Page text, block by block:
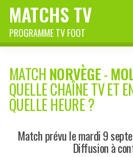
MATCHS TV
PROGRAMME TV FOOT
MATCH NORVÈGE-
QUELLE CHAÎNE TV ET
QUELLE HEURE ?
Match prévu le mardi 9
Diffusion à